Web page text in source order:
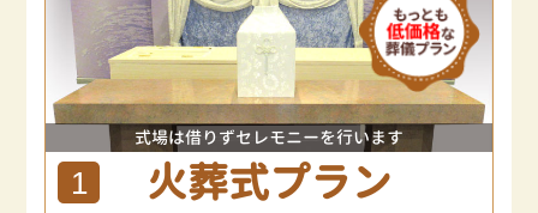
式場は借りずセレモニーを行います
1 火葬式プラン